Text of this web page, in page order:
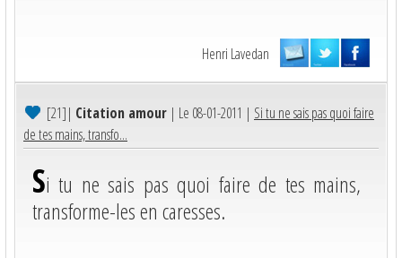
Henri Lavedan
[21]| Citation amour | Le 08-01-2011 | Si tu ne sais pas quoi faire
de tes mains, transfo...
Si tu ne sais pas quoi faire de tes mains,
transforme-les en caresses.